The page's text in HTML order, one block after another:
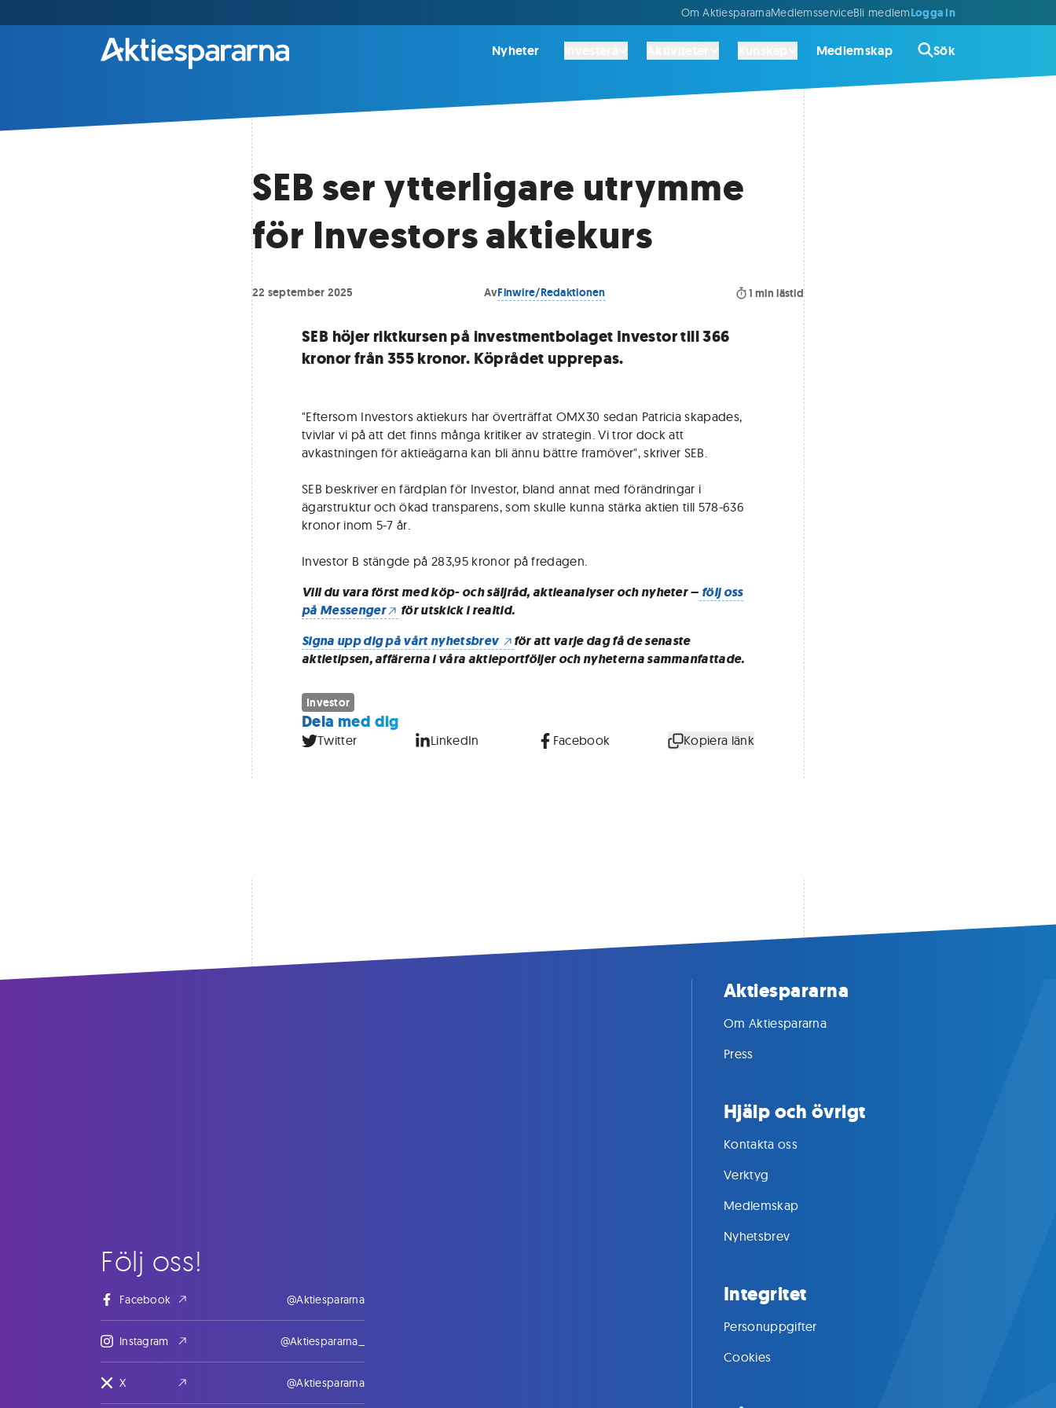
Om AktiespararnaMedlemsserviceBli medlemLogga in
Nyheter Medlemskap Sök
SEB ser ytterligare utrymme
för Investors aktiekurs
22 september 2025 AvFinwire/Redaktionen 1 min lästid
SEB höjer riktkursen på investmentbolaget Investor till 366
kronor från 355 kronor. Köprådet upprepas.
"Eftersom Investors aktiekurs har överträffat OMX30 sedan Patricia skapades,
tvivlar vi på att det finns många kritiker av strategin. Vi tror dock att
avkastningen för aktieägarna kan bli ännu bättre framöver", skriver SEB.
SEB beskriver en färdplan för Investor, bland annat med förändringar i
ägarstruktur och ökad transparens, som skulle kunna stärka aktien till 578-636
kronor inom 5-7 år.
Investor B stängde på 283,95 kronor på fredagen.
Vill du vara först med köp- och säljråd, aktieanalyser och nyheter – följ oss
på Messenger
för utskick i realtid.
Signa upp dig på vårt nyhetsbrev
för att varje dag få de senaste
aktietipsen, affärerna i våra aktieportföljer och nyheterna sammanfattade.
Investor
Dela med dig
Twitter LinkedIn Facebook Kopiera länk
Följ oss!
Facebook @Aktiespararna
Instagram @Aktiespararna_
X @Aktiespararna
Aktiespararna
Om Aktiespararna
Press
Hjälp och övrigt
Kontakta oss
Verktyg
Medlemskap
Nyhetsbrev
Integritet
Personuppgifter
Cookies